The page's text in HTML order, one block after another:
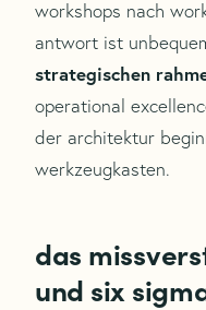
workshops nach
antwort ist
strategischen
operational
der architektur
werkzeugkasten.
das
und six